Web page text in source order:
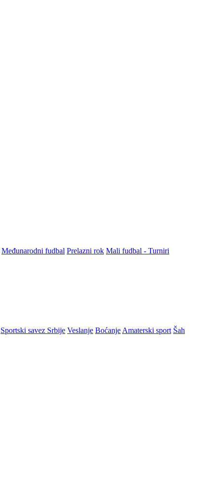
Međunarodni fudbal Prelazni rok Mali fudbal - Turniri
Sportski savez Srbije Veslanje Boćanje Amaterski sport Šah